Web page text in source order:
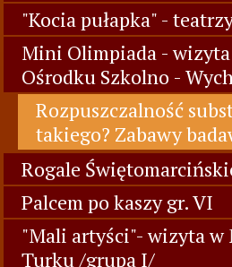
"Kocia pułapka" -
Mini Olimpiada - wizyta
Ośrodku Szkolno -
Rozpuszczalność
takiego? Zabawy
Rogale
Palcem po kaszy gr. VI
"Mali artyści"- wizyta w
Turku /grupa I/